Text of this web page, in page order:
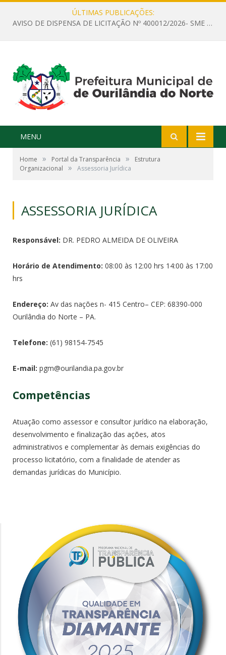
ÚLTIMAS PUBLICAÇÕES:
AVISO DE DISPENSA DE LICITAÇÃO Nº 400012/2026- SME – CONTRATAÇÃO DE EMPRESA ESPECIALIZADA PARA LOCAÇÃO DE ÔNIBUS EXECUTIVO COM CAPACIDADE DE 60 (SESSENTA) POLTRONAS, PARA TRANSPORTAR PROFESSORES RESPONSÁVEIS E ALUNOS PARA BRASÍLIA, COM SAÍDA DIA 10/08/2026 E RETORNO DIA 14/08/2026
MENU
Home » Portal da Transparência »
Estrutura
Organizacional
» Assessoria Jurídica
ASSESSORIA JURÍDICA
Responsável: DR. PEDRO ALMEIDA DE OLIVEIRA
Horário de Atendimento: 08:00 às 12:00 hrs 14:00 às 17:00
hrs
Endereço: Av das nações n- 415 Centro– CEP: 68390-000
Ourilândia do Norte – PA.
Telefone: (61) 98154-7545
E-mail: pgm@ourilandia.pa.gov.br
Competências
Atuação como assessor e consultor jurídico na elaboração,
desenvolvimento e finalização das ações, atos
administrativos e complementar às demais exigências do
processo licitatório, com a finalidade de atender as
demandas jurídicas do Município.